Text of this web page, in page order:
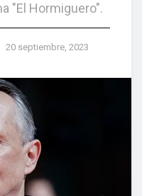
"El Hormiguero".
20 septiembre, 2023